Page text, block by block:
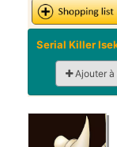
Serial Killer
Ajouter à